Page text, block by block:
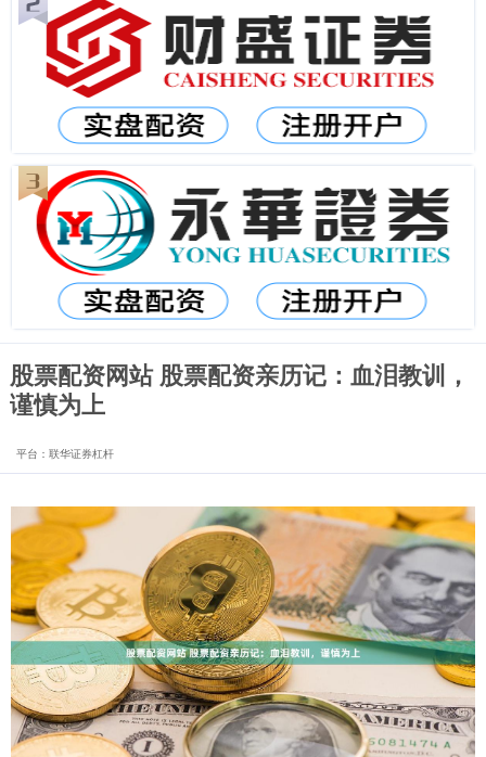
股票配资网站 股票配资亲历记：血泪教训，
谨慎为上
平台：联华证券杠杆